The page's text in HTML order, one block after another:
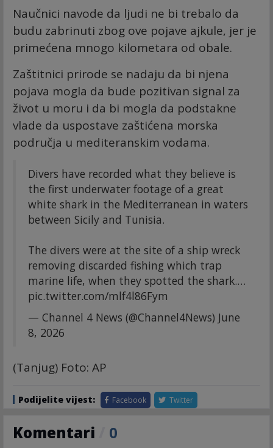
Naučnici navode da ljudi ne bi trebalo da
budu zabrinuti zbog ove pojave ajkule, jer je
primećena mnogo kilometara od obale.
Zaštitnici prirode se nadaju da bi njena
pojava mogla da bude pozitivan signal za
život u moru i da bi mogla da podstakne
vlade da uspostave zaštićena morska
područja u mediteranskim vodama.
Divers have recorded what they believe is
the first underwater footage of a great
white shark in the Mediterranean in waters
between Sicily and Tunisia.
The divers were at the site of a ship wreck
removing discarded fishing which trap
marine life, when they spotted the shark.…
pic.twitter.com/mlf4l86Fym
— Channel 4 News (@Channel4News) June
8, 2026
(Tanjug) Foto: AP
Podijelite vijest: Facebook Twitter
Komentari 0